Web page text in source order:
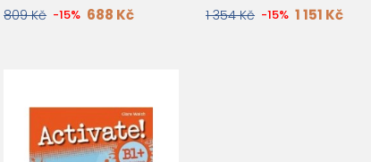
809 Kč -15% 688 Kč 1 354 Kč -15% 1 151 Kč